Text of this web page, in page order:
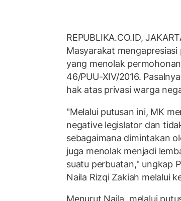
REPUBLIKA.CO.ID,
Masyarakat
yang menolak
46/PUU-XIV/2016.
hak atas privasi warga
"Melalui putusan ini, MK
negative legislator dan
sebagaimana dimintakan
juga menolak menjadi
suatu perbuatan," ungkap
Naila Rizqi Zakiah melalui
Menurut Naila, melalui